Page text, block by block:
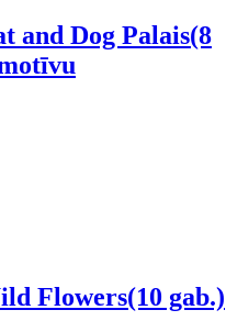
and Dog Palais(8
Flowers(10 gab.)